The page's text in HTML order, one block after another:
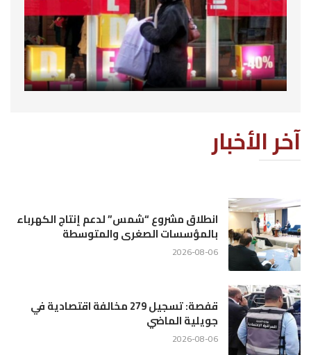
آخر الأخبار
انطلاق مشروع “شمس” لدعم إنتاج الكهرباء
بالمؤسسات الصغرى والمتوسطة
2026-08-06
قفصة: تسجيل 279 مخالفة اقتصادية في
جويلية الماضي
2026-08-06